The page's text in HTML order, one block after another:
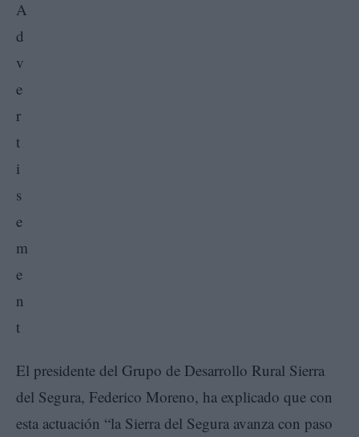
El presidente del Grupo de Desarrollo Rural Sierra
del Segura, Federico Moreno, ha explicado que con
esta actuación “la Sierra del Segura avanza con paso